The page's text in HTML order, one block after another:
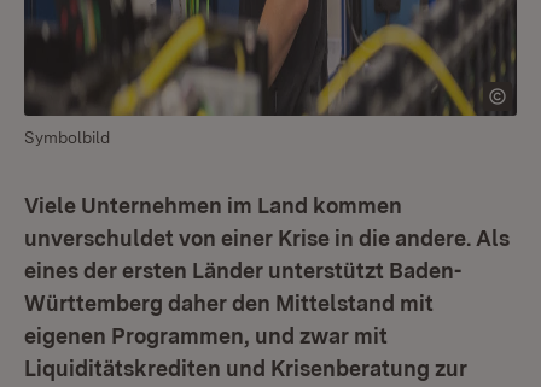
Symbolbild
Viele Unternehmen im Land kommen
unverschuldet von einer Krise in die andere. Als
eines der ersten Länder unterstützt Baden-
Württemberg daher den Mittelstand mit
eigenen Programmen, und zwar mit
Liquiditätskrediten und Krisenberatung zur